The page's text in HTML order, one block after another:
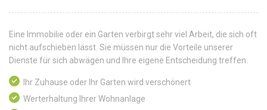
Eine Immobilie oder ein Garten verbirgt sehr viel Arbeit, die sich oft
nicht aufschieben lässt. Sie müssen nur die Vorteile unserer
Dienste für sich abwägen und Ihre eigene Entscheidung treffen.
Ihr Zuhause oder Ihr Garten wird verschönert
Werterhaltung Ihrer Wohnanlage